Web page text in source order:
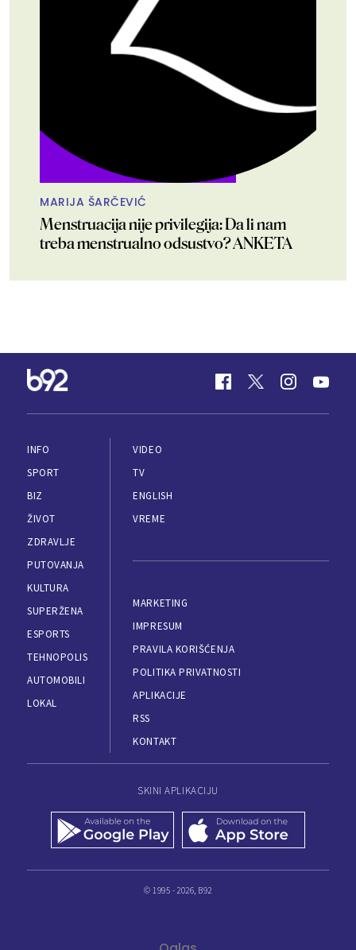
MARIJA ŠARČEVIĆ
Menstruacija nije privilegija: Da li nam
treba menstrualno odsustvo? ANKETA
INFO
SPORT
BIZ
ŽIVOT
ZDRAVLJE
PUTOVANJA
KULTURA
SUPERŽENA
ESPORTS
TEHNOPOLIS
AUTOMOBILI
LOKAL
VIDEO
TV
ENGLISH
VREME
MARKETING
IMPRESUM
PRAVILA KORIŠĆENJA
POLITIKA PRIVATNOSTI
APLIKACIJE
RSS
KONTAKT
SKINI APLIKACIJU
© 1995 - 2026, B92